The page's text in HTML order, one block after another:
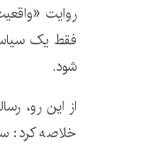
روایت
فقط یک
شود.
از این رو،
خلاصه کرد: